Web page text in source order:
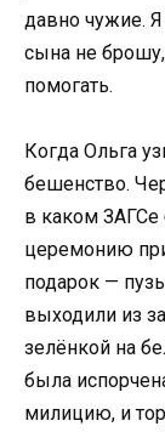
давно чужие. Я
сына не
помогать.
Когда Ольга
бешенство.
в каком ЗАГСе
церемонию
подарок —
выходили из
зелёнкой на
была
милицию, и